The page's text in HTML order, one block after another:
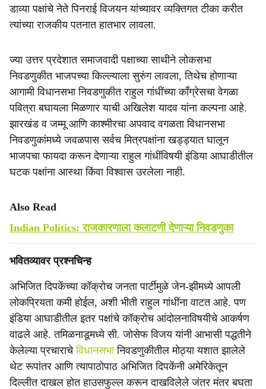
डाव्या पक्षांचे नेते पिनराई विजयन यांच्यावर व्यक्तिगत टीका करीत
त्यांच्या राजकीय पतनात हातभार लावला.
ज्या उत्तर प्रदेशात समाजवादी पक्षाच्या साथीने लोकसभा
निवडणुकीत भाजपच्या किल्ल्याला सुरुंग लावला, तिथेच होणाऱ्या
आगामी विधानसभा निवडणुकीत राहुल गांधींच्या काँग्रेसचा वेगळा
पवित्रा बघायला मिळणार याची अखिलेश यादव यांना कल्पना आहे.
झारखंड व जम्मू आणि काश्मीरचा अपवाद वगळता विधानसभा
निवडणुकांमध्ये जवळपास सर्वच मित्रपक्षांना खड्ड्यात घालून
भाजपचा फायदा करून देणाऱ्या राहुल गांधींविषयी इंडिया आघाडीतील
घटक पक्षांना आस्था किंवा विश्वास उरलेला नाही.
Also Read
Indian Politics: राजकारणाला कलाटणी देणाऱ्या निवडणुका
भवितव्यावर प्रश्‍नचिन्ह
अभिजित दिपकेंच्या कॉक्रोच जनता पार्टीमुळे जेन-झीमध्ये आपली
लोकप्रियता कमी होईल, अशी भीती राहुल गांधींना वाटत आहे. पण
इंडिया आघाडीतील इतर पक्षांचे कॉक्रोच आंदोलनाविषयीचे आकर्षण
वाढले आहे. तमिळनाडूमध्ये सी. जोसेफ विजय यांनी आभासी पद्धतीने
केलेल्या प्रचाराचेविधानसभानिवडणुकीतील मोठ्या यशात झालेले
थेट रूपांतर आणि त्यापाठोपाठ अभिजित दिपकेंनी अमेरिकेतून
दिल्लीत दाखल होत हाउसफुल्ल करून दाखविलेले जंतर मंतर बघता